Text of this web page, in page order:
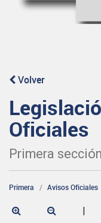
Volver
Oficiales
Primera sección
Primera Avisos Oficiales
|